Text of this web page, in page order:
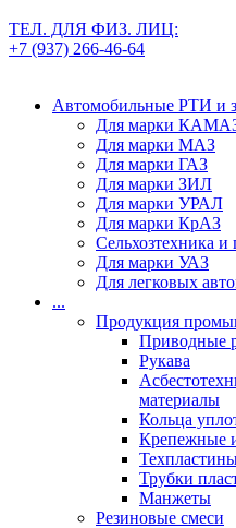
ТЕЛ. ДЛЯ ФИЗ. ЛИЦ:
+7 (937) 266-46-64
Автомобильные РТИ и
Для марки
Для марки МАЗ
Для марки ГАЗ
Для марки ЗИЛ
Для марки УРАЛ
Для марки КрАЗ
Сельхозтехника и
Для марки УАЗ
Для легковых
...
Продукция
Приводные
Рукава
материалы
Кольца
Крепежные
Трубки
Манжеты
Резиновые смеси